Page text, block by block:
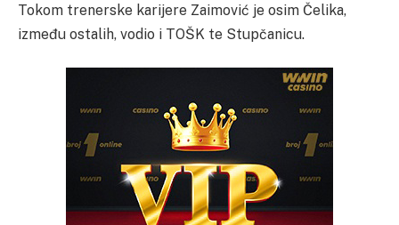
Tokom trenerske karijere Zaimović je osim Čelika,
između ostalih, vodio i TOŠK te Stupčanicu.